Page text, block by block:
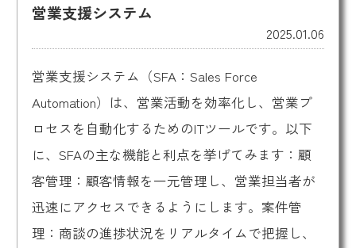
営業支援システム
2025.01.06
営業支援システム（SFA：Sales Force
Automation）は、営業活動を効率化し、営業プ
ロセスを自動化するためのITツールです。以下
に、SFAの主な機能と利点を挙げてみます：顧
客管理：顧客情報を一元管理し、営業担当者が
迅速にアクセスできるようにします。案件管
理：商談の進捗状況をリアルタイムで把握し、